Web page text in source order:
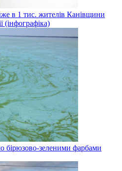
в 1 тис. жителів Канівщини
(інфографіка)
бірюзово-зеленими фарбами